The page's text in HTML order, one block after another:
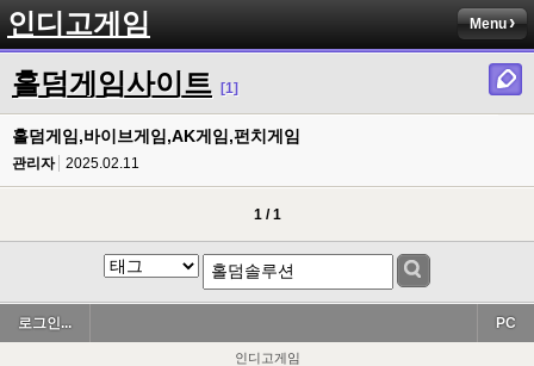
인디고게임 Menu
홀덤게임사이트 [1]
홀덤게임,바이브게임,AK게임,펀치게임
관리자 2025.02.11
1 / 1
로그인... PC
인디고게임